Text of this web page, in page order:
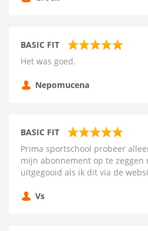
BASIC FIT
Het was goed.
Nepomucena
BASIC FIT
Prima sportschool probeer
mijn abonnement op te zeggen
uitgegooid als ik dit via de
Vs